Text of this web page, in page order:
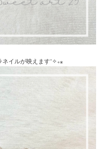
イルが映えます˚✧₊⁎